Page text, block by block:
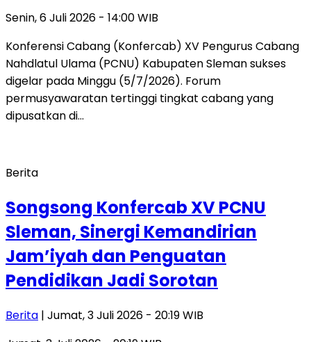
Senin, 6 Juli 2026 - 14:00 WIB
Konferensi Cabang (Konfercab) XV Pengurus Cabang
Nahdlatul Ulama (PCNU) Kabupaten Sleman sukses
digelar pada Minggu (5/7/2026). Forum
permusyawaratan tertinggi tingkat cabang yang
dipusatkan di…
Berita
Songsong Konfercab XV PCNU
Sleman, Sinergi Kemandirian
Jam’iyah dan Penguatan
Pendidikan Jadi Sorotan
Berita | Jumat, 3 Juli 2026 - 20:19 WIB